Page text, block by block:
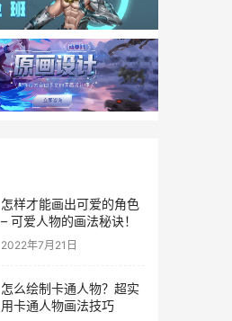
怎样才能画出可爱的角色
– 可爱人物的画法秘诀！
2022年7月21日
怎么绘制卡通人物？超实
用卡通人物画法技巧